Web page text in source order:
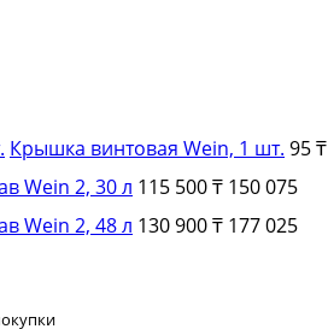
Крышка винтовая Wein, 1 шт. 95 ₸
Wein 2, 30 л 115 500 ₸ 150 075
Wein 2, 48 л 130 900 ₸ 177 025